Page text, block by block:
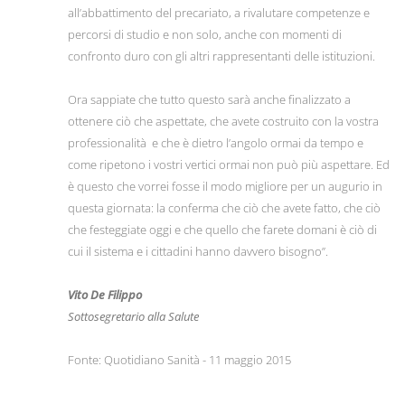
all’abbattimento del precariato, a rivalutare competenze e
percorsi di studio e non solo, anche con momenti di
confronto duro con gli altri rappresentanti delle istituzioni.
Ora sappiate che tutto questo sarà anche finalizzato a
ottenere ciò che aspettate, che avete costruito con la vostra
professionalità e che è dietro l’angolo ormai da tempo e
come ripetono i vostri vertici ormai non può più aspettare. Ed
è questo che vorrei fosse il modo migliore per un augurio in
questa giornata: la conferma che ciò che avete fatto, che ciò
che festeggiate oggi e che quello che farete domani è ciò di
cui il sistema e i cittadini hanno davvero bisogno”.
Vito De Filippo
Sottosegretario alla Salute
Fonte: Quotidiano Sanità - 11 maggio 2015